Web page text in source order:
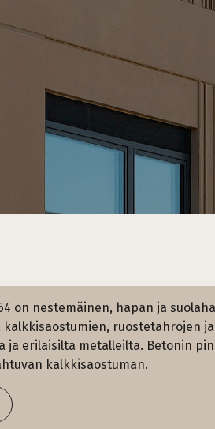
64 on nestemäinen, hapan ja
ruostetahrojen
ja erilaisilta metalleilta. Betonin
kalkkisaostuman.